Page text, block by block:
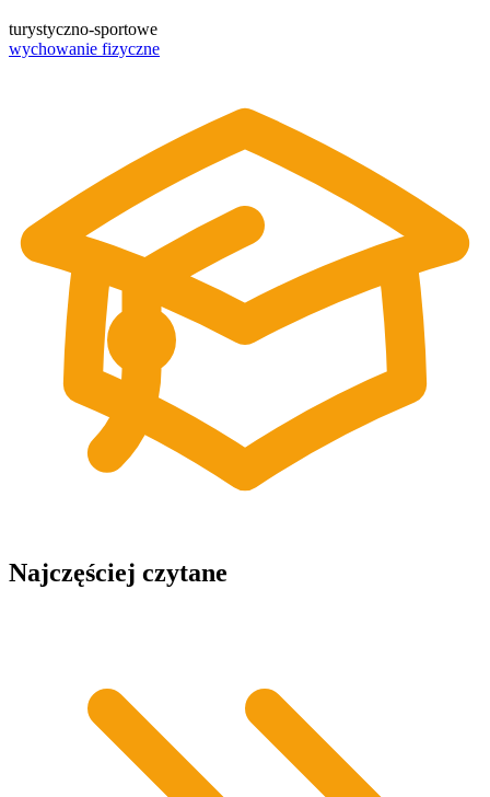
turystyczno-sportowe
wychowanie fizyczne
Najczęściej czytane